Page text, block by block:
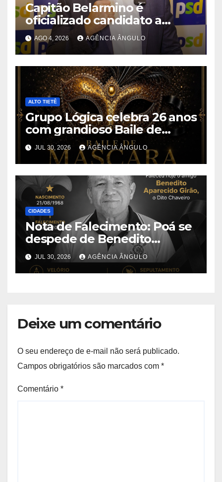
Capitão Belarmino é
oficializado candidato a
deputado estadual pelo PSD
durante convenção em São
Paulo
AGO 4, 2026 AGÊNCIA ÂNGULO
ALTO TIETÊ
Grupo Lógica celebra 26 anos
com grandioso Baile de
Máscaras em Suzano
JUL 30, 2026 AGÊNCIA ÂNGULO
CIDADES
Nota de Falecimento: Poá se
despede de Benedito
Aparecido Girão, o conhecido
“Dito Chaveiro”
JUL 30, 2026 AGÊNCIA ÂNGULO
Deixe um comentário
O seu endereço de e-mail não será publicado.
Campos obrigatórios são marcados com *
Comentário *